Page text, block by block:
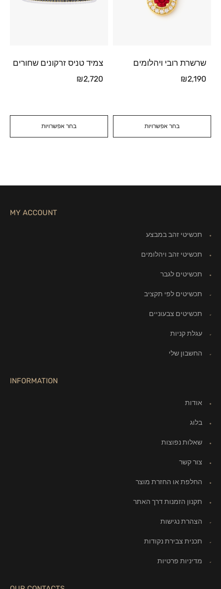
בחר אפשרויות
שרשרת רובי ויהלומים
₪2,190
בחר אפשרויות
צמיד טניס זרקונים שחורים
₪2,720
MY ACCOUNT
תכשיטי זהב במבצע
תכשיטי זהב ויהלומים
תכשיטים לגבר
תכשיטים לפי תקציב
תכשיטים צבעוניים
עגלת קניות
החשבון שלי
INFORMATION
אודות
בלוג
שאלות נפוצות
צור קשר
החלפת או החזרת מוצר
תקנון הזמנות דרך האתר
הצהרת נגישות
תכנית צבירת נקודות
מדיניות פרטיות